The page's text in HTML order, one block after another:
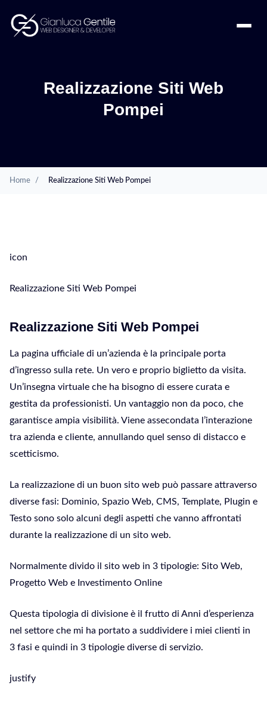
Realizzazione Siti Web
Pompei
Home / Realizzazione Siti Web Pompei
icon
Realizzazione Siti Web Pompei
Realizzazione Siti Web Pompei
La pagina ufficiale di un’azienda è la principale porta
d’ingresso sulla rete. Un vero e proprio biglietto da visita.
Un’insegna virtuale che ha bisogno di essere curata e
gestita da professionisti. Un vantaggio non da poco, che
garantisce ampia visibilità. Viene assecondata l’interazione
tra azienda e cliente, annullando quel senso di distacco e
scetticismo.
La realizzazione di un buon sito web può passare attraverso
diverse fasi: Dominio, Spazio Web, CMS, Template, Plugin e
Testo sono solo alcuni degli aspetti che vanno affrontati
durante la realizzazione di un sito web.
Normalmente divido il sito web in 3 tipologie: Sito Web,
Progetto Web e Investimento Online
Questa tipologia di divisione è il frutto di Anni d’esperienza
nel settore che mi ha portato a suddividere i miei clienti in
3 fasi e quindi in 3 tipologie diverse di servizio.
justify